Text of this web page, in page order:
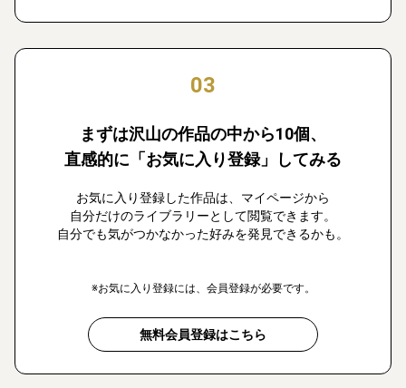
03
まずは沢山の作品の中から10個、
直感的に「お気に入り登録」してみる
お気に入り登録した作品は、マイページから
自分だけのライブラリーとして閲覧できます。
自分でも気がつかなかった好みを発見できるかも。
※お気に入り登録には、会員登録が必要です。
無料会員登録はこちら